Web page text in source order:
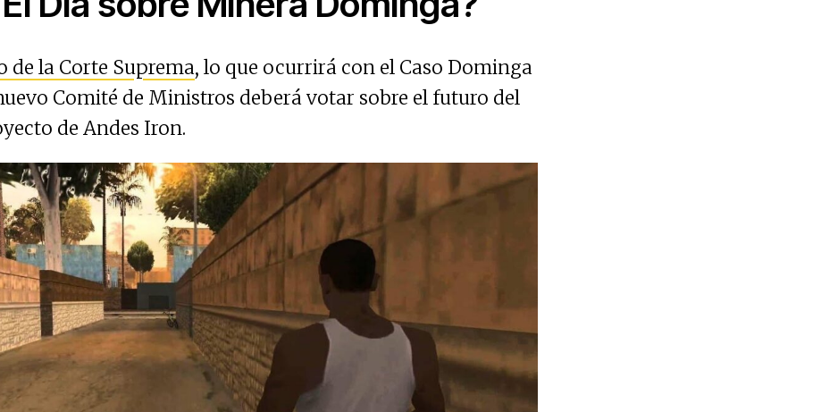
de la Corte Suprema, lo que ocurrirá con el Caso Dominga
Comité de Ministros deberá votar sobre el futuro del
de Andes Iron.